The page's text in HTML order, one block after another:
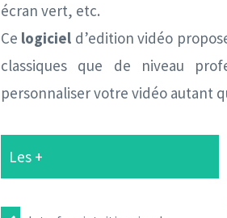
écran vert, etc.
Ce logiciel d’edition vidéo
classiques que de niveau
personnaliser votre vidéo autant
Les +